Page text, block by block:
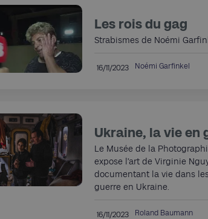
Les rois du gag
Strabismes de Noémi
16/11/2023 Noémi Garfinkel
Ukraine, la vie en
Le Musée de la
expose l’art de Virginie
documentant la vie dans
guerre en Ukraine.
16/11/2023 Roland Baumann